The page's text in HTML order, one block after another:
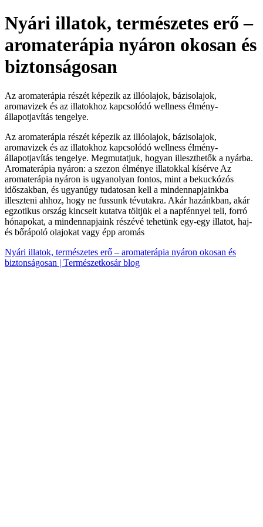
Nyári illatok, természetes erő –
aromaterápia nyáron okosan és
biztonságosan
Az aromaterápia részét képezik az illóolajok, bázisolajok,
aromavizek és az illatokhoz kapcsolódó wellness élmény-
állapotjavítás tengelye.
Az aromaterápia részét képezik az illóolajok, bázisolajok,
aromavizek és az illatokhoz kapcsolódó wellness élmény-
állapotjavítás tengelye. Megmutatjuk, hogyan illeszthetők a nyárba.
Aromaterápia nyáron: a szezon élménye illatokkal kísérve Az
aromaterápia nyáron is ugyanolyan fontos, mint a bekuckózós
időszakban, és ugyanúgy tudatosan kell a mindennapjainkba
illeszteni ahhoz, hogy ne fussunk tévutakra. Akár hazánkban, akár
egzotikus ország kincseit kutatva töltjük el a napfénnyel teli, forró
hónapokat, a mindennapjaink részévé tehetünk egy-egy illatot, haj-
és bőrápoló olajokat vagy épp aromás
Nyári illatok, természetes erő – aromaterápia nyáron okosan és
biztonságosan | Természetkosár blog